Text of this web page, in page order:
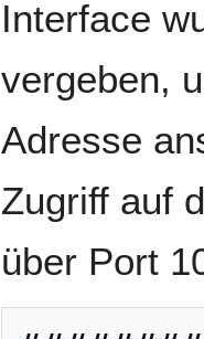
Interface
vergeben,
Adresse
Zugriff auf
über Port